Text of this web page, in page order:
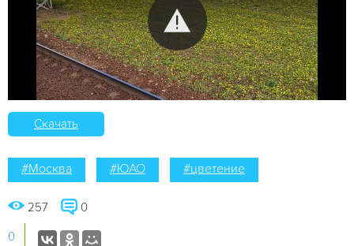
Скачать
#Москва #ЮАО #цветение
257 0
0